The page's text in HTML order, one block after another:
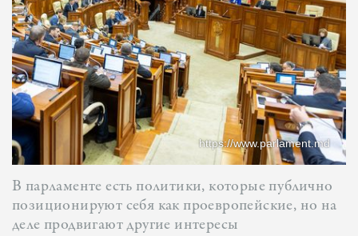
https://www.parlament.md
В парламенте есть политики, которые публично
позиционируют себя как проевропейские, но на
деле продвигают другие интересы